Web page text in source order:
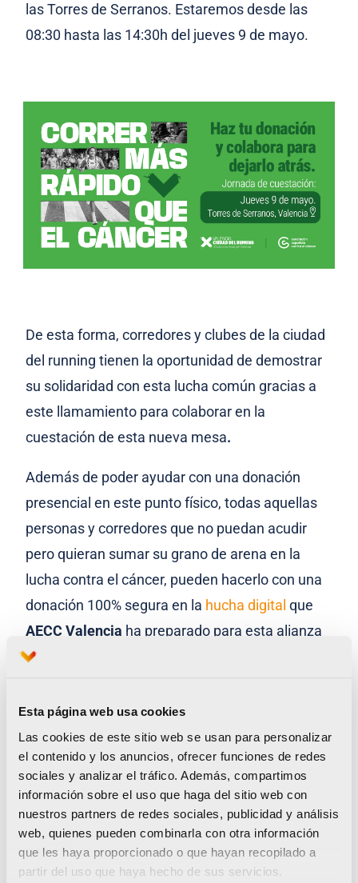
Esta página web usa cookies
Las cookies de este sitio web se usan para personalizar
el contenido y los anuncios, ofrecer funciones de redes
sociales y analizar el tráfico. Además, compartimos
información sobre el uso que haga del sitio web con
nuestros partners de redes sociales, publicidad y análisis
web, quienes pueden combinarla con otra información
que les haya proporcionado o que hayan recopilado a
partir del uso que haya hecho de sus servicios.
las Torres de Serranos. Estaremos desde las
08:30 hasta las 14:30h del jueves 9 de mayo.
De esta forma, corredores y clubes de la ciudad
del running tienen la oportunidad de demostrar
su solidaridad con esta lucha común gracias a
este llamamiento para colaborar en la
cuestación de esta nueva mesa.
Además de poder ayudar con una donación
presencial en este punto físico, todas aquellas
personas y corredores que no puedan acudir
pero quieran sumar su grano de arena en la
lucha contra el cáncer, pueden hacerlo con una
donación 100% segura en la hucha digitalque
AECC Valencia ha preparado para esta alianza
con Valencia Ciudad del Runnning.
Las tres mejores carreras de España vuelven a ser
de Valencia Ciudad del Running
Clubes y corredores de Valencia Ciudad del